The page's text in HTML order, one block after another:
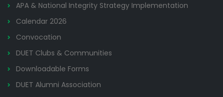
APA & National Integrity Strategy Implementation
Calendar 2026
Convocation
DUET Clubs & Communities
Downloadable Forms
DUET Alumni Association